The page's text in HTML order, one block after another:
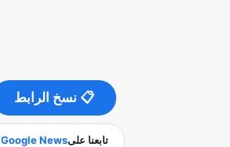
📋 نسخ الرابط
تابعنا علىGoogle News